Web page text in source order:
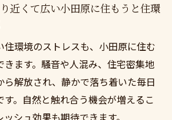
住むより近くて広い小田原に住
る充実のサポート体制
住むより近くて広い小田原に住
サポート活用術
住むより近くて広い小田原に住
しない移住の流れ
近くて広い小田原に住もうと住環
住環境のストレスも、小田原に住む
きます。騒音や人混み、住宅密集地
ら解放され、静かで落ち着いた毎日
。自然と触れ合う機会が増えるこ
シュ効果も期待できます。